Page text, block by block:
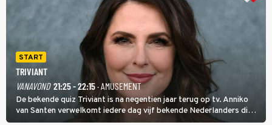
START
TRIVIANT
VANAVOND 21:25 - 22:15· AMUSEMENT
De bekende quiz Triviant is na negentien jaar terug op tv. Anniko
van Santen verwelkomt iedere dag vijf bekende Nederlanders die
vragen beantwoorden in verschillende categorieën. De beste